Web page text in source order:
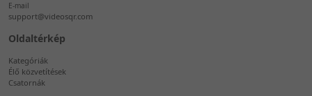
E-mail
support@videosqr.com
Oldaltérkép
Kategóriák
Élő közvetítések
Csatornák